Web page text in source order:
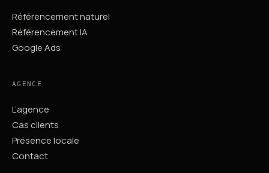
Référencement naturel
Référencement IA
Google Ads
AGENCE
L’agence
Cas clients
Présence locale
Contact